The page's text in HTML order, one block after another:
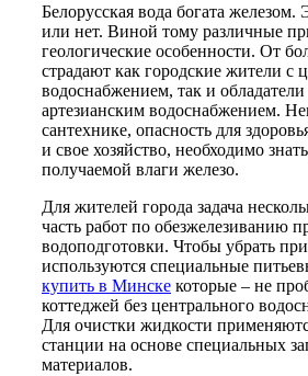
Белорусская вода богата
или нет. Виной тому различные
геологические особенности. От
страдают как городские жители с
водоснабжением, так и
артезианским водоснабжением.
сантехнике, опасность для
и свое хозяйство, необходимо
получаемой влаги железо.
Для жителей города задача
часть работ по обезжелезиванию
водоподготовки. Чтобы убрать
используются специальные
купить в Минске которые – не
коттеджей без центрального
Для очистки жидкости
станции на основе специальных
материалов.